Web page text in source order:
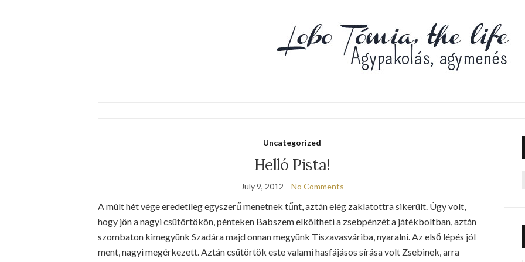
Uncategorized
Helló Pista!
July 9, 2012 No Comments
A múlt hét vége eredetileg egyszerű menetnek tűnt, aztán elég zaklatottra sikerült. Úgy volt,
hogy jön a nagyi csütörtökön, pénteken Babszem elköltheti a zsebpénzét a játékboltban, aztán
szombaton kimegyünk Szadára majd onnan megyünk Tiszavasváriba, nyaralni. Az első lépés jól
ment, nagyi megérkezett. Aztán csütörtök este valami hasfájásos sírása volt Zsebinek, arra